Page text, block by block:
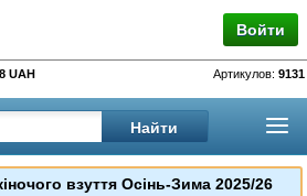
Войти
UAH Артикулов: 9131
взуття Осінь-Зима 2025/26